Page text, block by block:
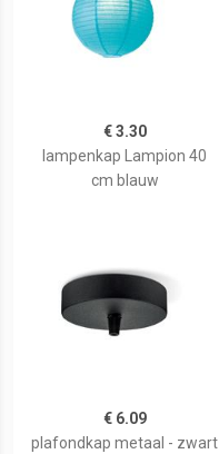
€ 3.30
lampenkap Lampion 40
cm blauw
€ 6.09
plafondkap metaal - zwart